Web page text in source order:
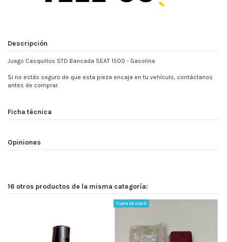
Descripción
Juego Casquillos STD Bancada SEAT 1500 - Gasolina
Si no estás seguro de que esta pieza encaja en tu vehículo, contáctanos
antes de comprar.
Ficha técnica
Opiniones
16 otros productos de la misma categoría:
Fuera de stock